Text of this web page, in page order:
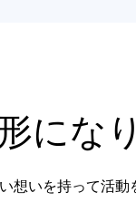
にな
想いを持って活動